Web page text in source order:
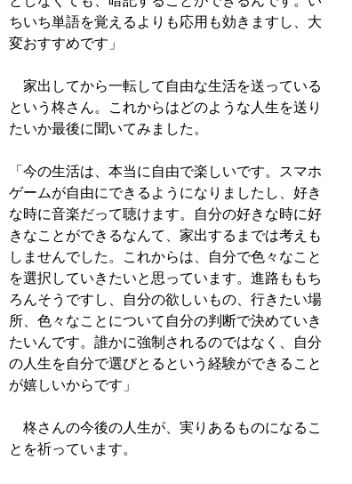
ちいち単語を覚えるよりも応用も効きますし、大
変おすすめです」
家出してから一転して自由な生活を送っている
という柊さん。これからはどのような人生を送り
たいか最後に聞いてみました。
「今の生活は、本当に自由で楽しいです。スマホ
ゲームが自由にできるようになりましたし、好き
な時に音楽だって聴けます。自分の好きな時に好
きなことができるなんて、家出するまでは考えも
しませんでした。これからは、自分で色々なこと
を選択していきたいと思っています。進路ももち
ろんそうですし、自分の欲しいもの、行きたい場
所、色々なことについて自分の判断で決めていき
たいんです。誰かに強制されるのではなく、自分
の人生を自分で選びとるという経験ができること
が嬉しいからです」
柊さんの今後の人生が、実りあるものになるこ
とを祈っています。